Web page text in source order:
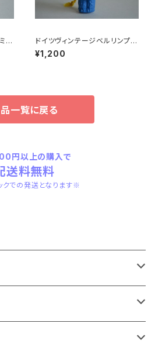
の
ドイツヴィンテージベルリンプラ
ベア青215
¥1,200
一覧に戻る
円以上の購入で
送料無料
クでの発送となります※